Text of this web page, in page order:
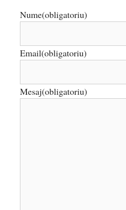
Nume(obligatoriu)
Email(obligatoriu)
Mesaj(obligatoriu)